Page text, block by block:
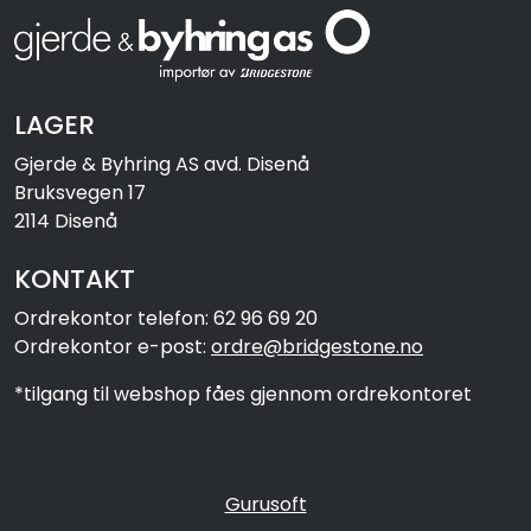
LAGER
Gjerde & Byhring AS avd. Disenå
Bruksvegen 17
2114 Disenå
KONTAKT
Ordrekontor telefon: 62 96 69 20
Ordrekontor e-post: ordre@bridgestone.no
*tilgang til webshop fåes gjennom ordrekontoret
Gurusoft